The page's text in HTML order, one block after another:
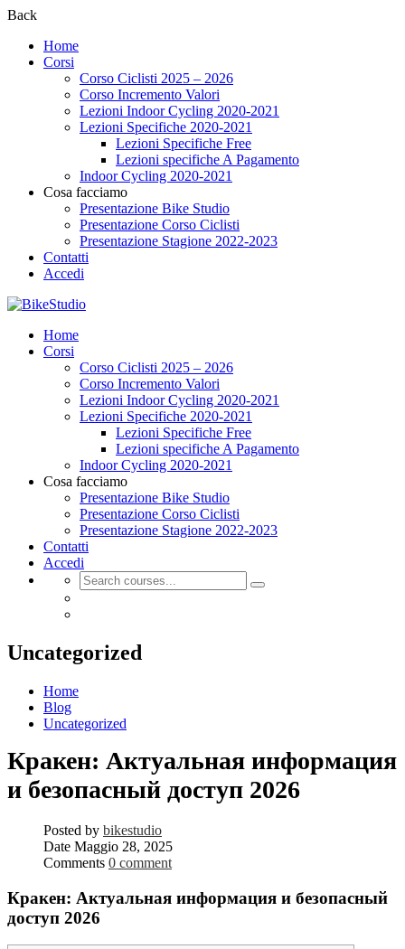
Back
Home
Corsi
Corso Ciclisti 2025 – 2026
Corso Incremento Valori
Lezioni Indoor Cycling 2020-2021
Lezioni Specifiche 2020-2021
Lezioni Specifiche Free
Lezioni specifiche A Pagamento
Indoor Cycling 2020-2021
Cosa facciamo
Presentazione Bike Studio
Presentazione Corso Ciclisti
Presentazione Stagione 2022-2023
Contatti
Accedi
Home
Corsi
Corso Ciclisti 2025 – 2026
Corso Incremento Valori
Lezioni Indoor Cycling 2020-2021
Lezioni Specifiche 2020-2021
Lezioni Specifiche Free
Lezioni specifiche A Pagamento
Indoor Cycling 2020-2021
Cosa facciamo
Presentazione Bike Studio
Presentazione Corso Ciclisti
Presentazione Stagione 2022-2023
Contatti
Accedi
Uncategorized
Home
Blog
Uncategorized
Кракен: Актуальная информация
и безопасный доступ 2026
Posted by bikestudio
Date Maggio 28, 2025
Comments 0 comment
Кракен: Актуальная информация и безопасный
доступ 2026